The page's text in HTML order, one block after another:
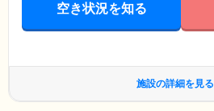
空き状況を知る
施設の詳細を見る